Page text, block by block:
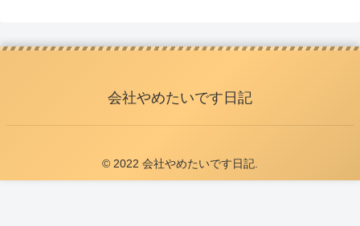
会社やめたいです日記
© 2022 会社やめたいです日記.